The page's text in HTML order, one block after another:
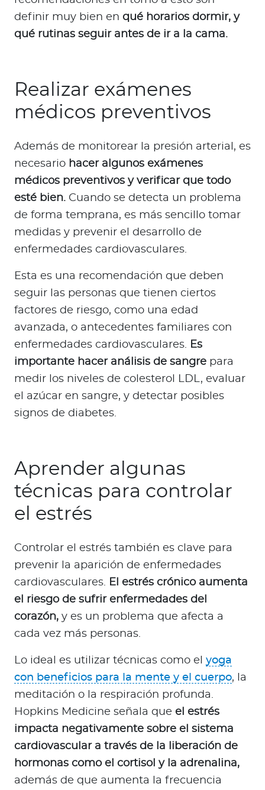
definir muy bien en qué horarios dormir, y
qué rutinas seguir antes de ir a la cama.
Realizar exámenes
médicos preventivos
Además de monitorear la presión arterial, es
necesario hacer algunos exámenes
médicos preventivos y verificar que todo
esté bien. Cuando se detecta un problema
de forma temprana, es más sencillo tomar
medidas y prevenir el desarrollo de
enfermedades cardiovasculares.
Esta es una recomendación que deben
seguir las personas que tienen ciertos
factores de riesgo, como una edad
avanzada, o antecedentes familiares con
enfermedades cardiovasculares. Es
importante hacer análisis de sangre para
medir los niveles de colesterol LDL, evaluar
el azúcar en sangre, y detectar posibles
signos de diabetes.
Aprender algunas
técnicas para controlar
el estrés
Controlar el estrés también es clave para
prevenir la aparición de enfermedades
cardiovasculares. El estrés crónico aumenta
el riesgo de sufrir enfermedades del
corazón, y es un problema que afecta a
cada vez más personas.
Lo ideal es utilizar técnicas como el yoga
con beneficios para la mente y el cuerpo, la
meditación o la respiración profunda.
Hopkins Medicine señala que el estrés
impacta negativamente sobre el sistema
cardiovascular a través de la liberación de
hormonas como el cortisol y la adrenalina,
además de que aumenta la frecuencia